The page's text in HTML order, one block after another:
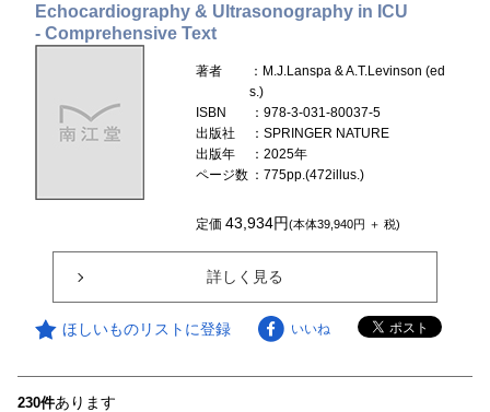
Echocardiography & Ultrasonography in ICU
- Comprehensive Text
著者
：M.J.Lanspa & A.T.Levinson (ed
s.)
ISBN
：978-3-031-80037-5
出版社
：SPRINGER NATURE
出版年
：2025年
ページ数 ：775pp.(472illus.)
定価43,934円(本体39,940円 ＋ 税)
詳しく見る
ほしいものリストに登録 いいね
230件あります